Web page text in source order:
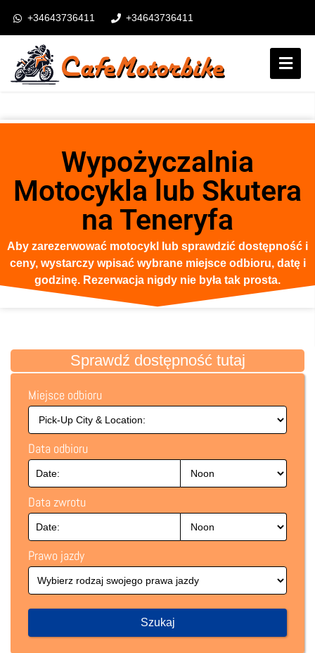
+34643736411 +34643736411
booking@cafemotorbike.com
Obserwuj nas:
Wypożyczalnia
Motocykla lub Skutera
na Teneryfa
Aby zarezerwować motocykl lub sprawdzić dostępność i
ceny, wystarczy wpisać wybrane miejsce odbioru, datę i
godzinę. Rezerwacja nigdy nie była tak prosta.
Sprawdź dostępność tutaj
Miejsce odbioru
Data odbioru
Data zwrotu
Prawo jazdy
Szukaj